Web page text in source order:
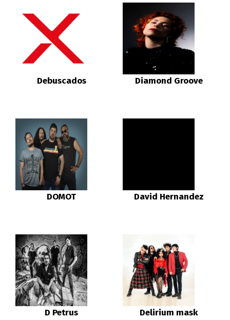
Debuscados Diamond Groove
DOMOT David Hernandez
D Petrus Delirium mask